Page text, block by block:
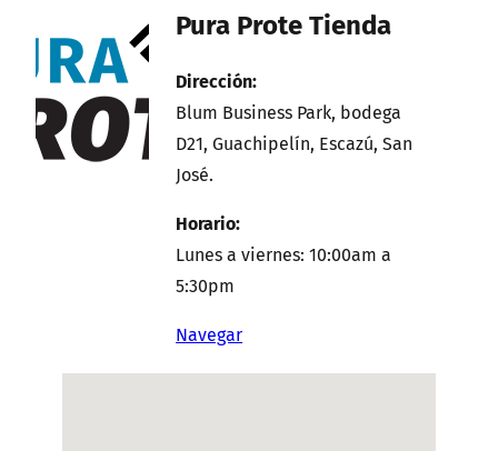
Pura Prote Tienda
Dirección:
Blum Business Park, bodega
D21, Guachipelín, Escazú, San
José.
Horario:
Lunes a viernes: 10:00am a
5:30pm
Navegar